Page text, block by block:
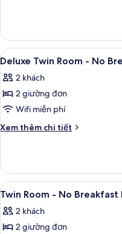
Superior
Twin
Room
Xem
tất
cả
ảnh
Deluxe
Twin
No
Breakfast
Included
11
Deluxe Twin Room - No
2 khách
2 giường đơn
Wifi miễn phí
Xem thêm chi tiết
Chi
Deluxe
Twin
Room
No
Breakfast
Xem
tất
cả
ảnh
15
Twin Room - No Breakfast
2 khách
2 giường đơn